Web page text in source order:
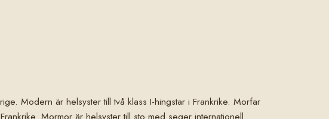
Modern är helsyster till två klass I-hingstar i Frankrike. Morfar